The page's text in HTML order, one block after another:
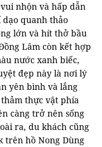
nhộn và hấp dẫn
quanh thảo
lớn và hít thở bầu
Lâm còn kết hợp
nước xanh biếc,
đẹp này là nơi lý
yên bình và lắng
thực vật phía
càng trở nên sống
ra, du khách cũng
trên hồ Nong Dùng